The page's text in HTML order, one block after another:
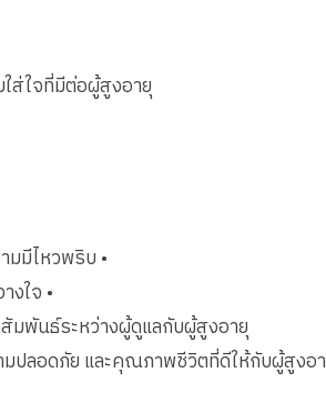
ส่ใจที่มีต่อผู้สูงอายุ
มีไหวพริบ •
ใจ •
มพันธ์ระหว่างผู้ดูแลกับผู้สูงอายุ
ปลอดภัย และคุณภาพชีวิตที่ดีให้กับผู้สูงอ